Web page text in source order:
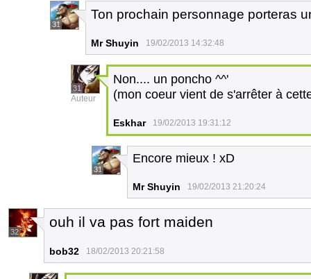
31
Ton prochain personnage porteras
Mr Shuyin 19/02/2013 14:32:48
31
Auteur
Non.... un poncho ^^'
(mon coeur vient de s'arrêter à
Eskhar 19/02/2013 19:31:12
31
Encore mieux ! xD
Mr Shuyin 19/02/2013 21:20:24
32
ouh il va pas fort maiden
bob32 18/02/2013 20:21:58